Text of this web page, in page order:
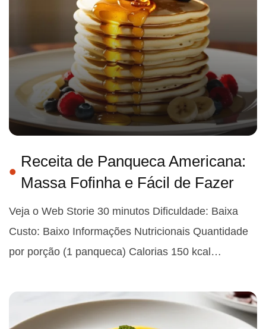
Receita de Panqueca Americana:
Massa Fofinha e Fácil de Fazer
Veja o Web Storie 30 minutos Dificuldade: Baixa
Custo: Baixo Informações Nutricionais Quantidade
por porção (1 panqueca) Calorias 150 kcal…